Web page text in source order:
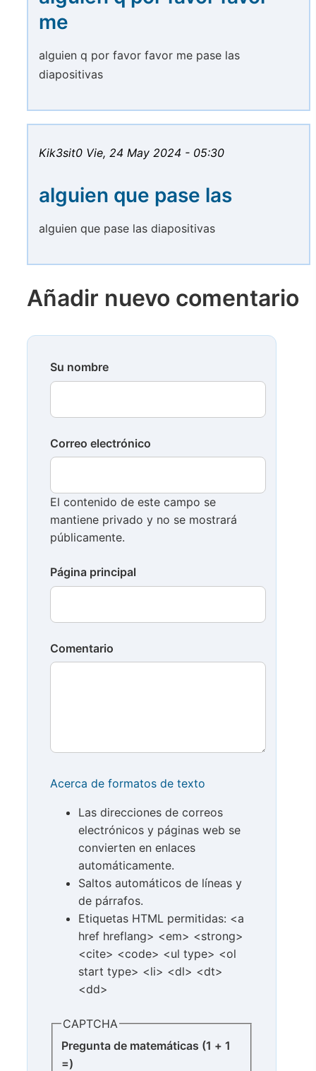
me
alguien q por favor favor me pase las
diapositivas
Kik3sit0 Vie, 24 May 2024 - 05:30
alguien que pase las
alguien que pase las diapositivas
Añadir nuevo comentario
Su nombre
Correo electrónico
El contenido de este campo se
mantiene privado y no se mostrará
públicamente.
Página principal
Comentario
Acerca de formatos de texto
Las direcciones de correos
electrónicos y páginas web se
convierten en enlaces
automáticamente.
Saltos automáticos de líneas y
de párrafos.
Etiquetas HTML permitidas: <a
href hreflang> <em> <strong>
<cite> <code> <ul type> <ol
start type> <li> <dl> <dt>
<dd>
CAPTCHA
Pregunta de matemáticas (1 + 1
=)